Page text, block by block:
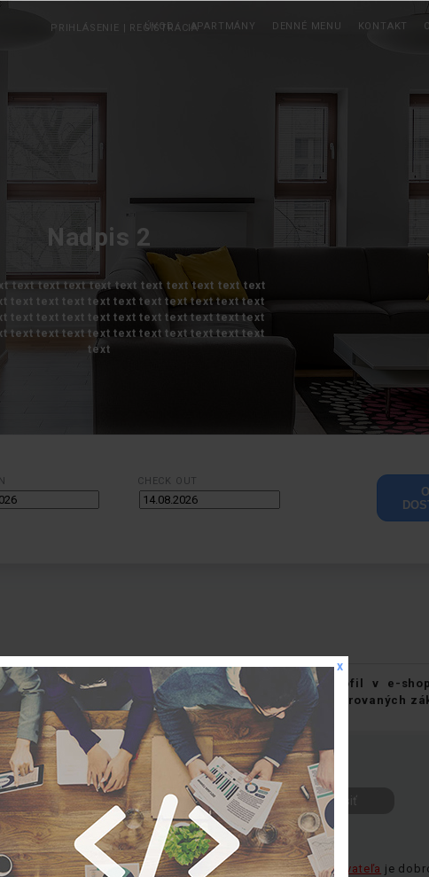
x
ÚVOD APARTMÁNY DENNÉ MENU KONTAKT
PRIHLÁSENIE | REGISTRÁCIA
Nadpis 2
text text text text text text text text text text
text text text text text text text text text text
text text text text text text text text text text
text text text text text text text text text text
text
CHECK OUT
množstvo výhod, akonapríklad používateľský profil v e-
pravidelné novinky na e-mail, zľavy pre zaregistrovaných
Heslo
účet ani byť prihlásený. Registrácia nového používateľa je